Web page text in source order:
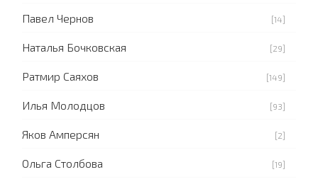
Павел Чернов [14]
Наталья Бочковская [29]
Ратмир Саяхов [149]
Илья Молодцов [93]
Яков Амперсян [2]
Ольга Столбова [19]